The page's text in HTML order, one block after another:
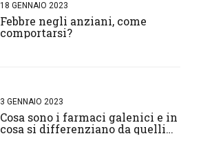
18 GENNAIO 2023
Febbre negli anziani, come
comportarsi?
3 GENNAIO 2023
Cosa sono i farmaci galenici e in
cosa si differenziano da quelli